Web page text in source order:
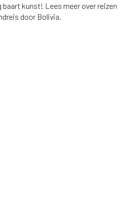
baart kunst! Lees meer over reizen
door Bolivia.